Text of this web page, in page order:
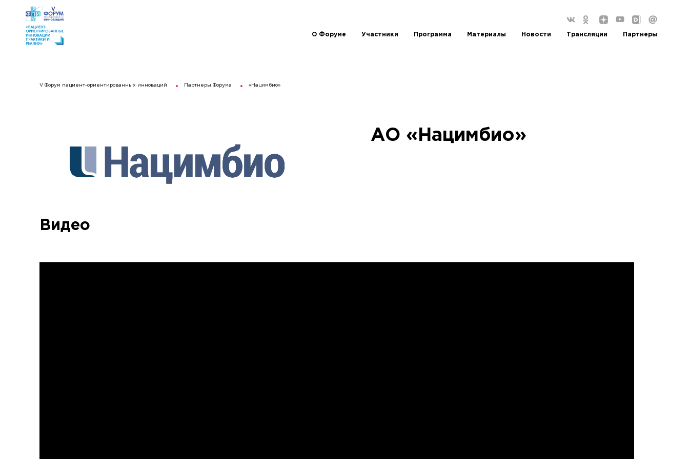
О Форуме Участники Программа Материалы Новости Трансляции Партнеры
V Форум пациент-ориентированных инноваций Партнеры Форума «Нацимбио»
АО «Нацимбио»
Видео